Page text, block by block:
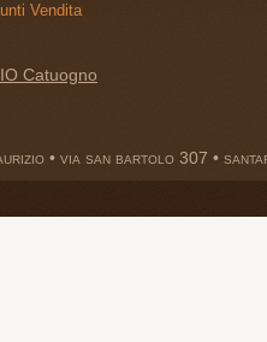
Vendita
Catuogno
• via san bartolo 307 •